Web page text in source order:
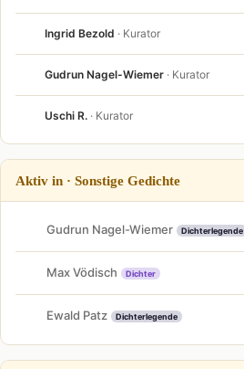
Ingrid Bezold · Kurator
Gudrun Nagel-Wiemer · Kurator
Uschi R. · Kurator
Aktiv in · Sonstige Gedichte
Gudrun Nagel-Wiemer Dichterlegende
Max Vödisch Dichter
Ewald Patz Dichterlegende